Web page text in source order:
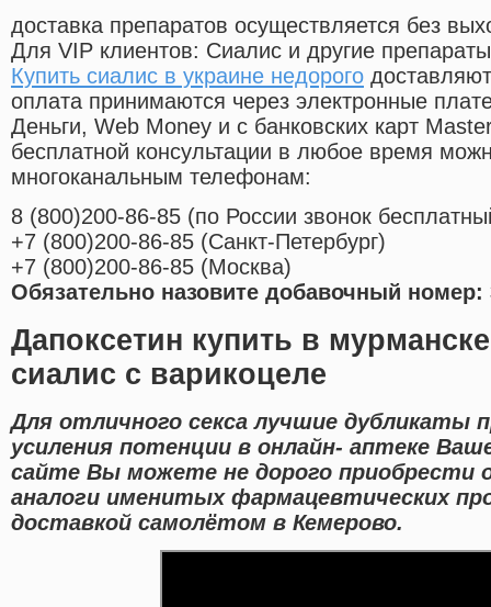
доставка препаратов осуществляется без
Для VIP клиентов: Сиалис и другие
Купить сиалис в украине недорого
оплата принимаются через электронные
Деньги, Web Money и с банковских карт
бесплатной консультации в любое время
многоканальным телефонам:
8 (800)200-86-85 (по России звонок
+7 (800)200-86-85 (Санкт-Петербург)
+7 (800)200-86-85 (Москва)
Обязательно назовите добавочный номер:
Дапоксетин купить в
сиалис с варикоцеле
Для отличного секса лучшие дубликаты
усиления потенции в онлайн- аптеке
сайте Вы можете не дорого приобрести
аналоги именитых фармацевтических
доставкой самолётом в Кемерово.